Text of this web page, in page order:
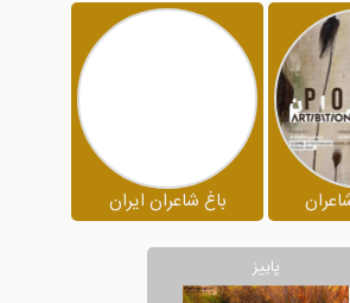
باغ شاعران ایران
پاییز